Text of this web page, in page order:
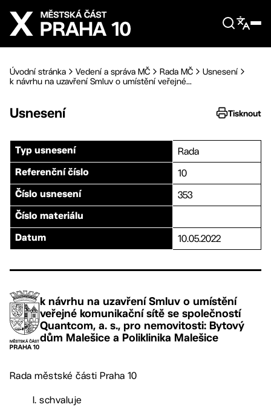
Přejít na hlavní obsah
Úvodní stránka Vedení a správa MČ Rada MČ
Usnesení
k návrhu na uzavření Smluv o umístění veřejné...
Usnesení Tisknout
Typ usnesení Rada
Referenční číslo 10
Číslo usnesení 353
Číslo materiálu
Datum 10.05.2022
k návrhu na uzavření Smluv o umístění
veřejné komunikační sítě se společností
Quantcom, a. s., pro nemovitosti: Bytový
dům Malešice a Poliklinika Malešice
Rada městské části Praha 10
I. schvaluje